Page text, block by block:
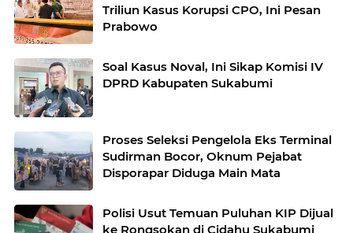
Triliun Kasus Korupsi CPO, Ini Pesan
Prabowo
Soal Kasus Noval, Ini Sikap Komisi IV
DPRD Kabupaten Sukabumi
Proses Seleksi Pengelola Eks Terminal
Sudirman Bocor, Oknum Pejabat
Disporapar Diduga Main Mata
Polisi Usut Temuan Puluhan KIP Dijual
ke Rongsokan di Cidahu Sukabumi